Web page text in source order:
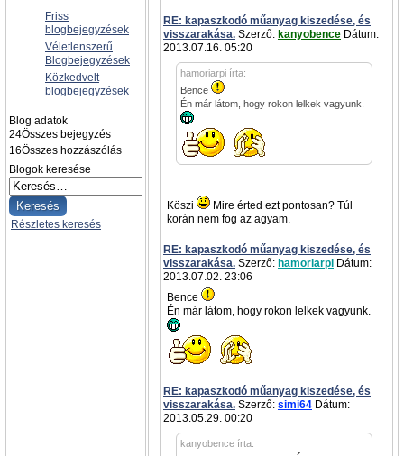
Friss
blogbejegyzések
Véletlenszerű
Blogbejegyzések
Közkedvelt
blogbejegyzések
Blog adatok
24Összes bejegyzés
16Összes hozzászólás
Blogok keresése
Részletes keresés
RE: kapaszkodó műanyag kiszedése, és
visszarakása. Szerző: kanyobence Dátum:
2013.07.16. 05:20
hamoriarpi írta:
Bence
Én már látom, hogy rokon lelkek vagyunk.
Köszi
Mire érted ezt pontosan? Túl
korán nem fog az agyam.
RE: kapaszkodó műanyag kiszedése, és
visszarakása. Szerző: hamoriarpi Dátum:
2013.07.02. 23:06
Bence
Én már látom, hogy rokon lelkek vagyunk.
RE: kapaszkodó műanyag kiszedése, és
visszarakása. Szerző: simi64 Dátum:
2013.05.29. 00:20
kanyobence írta: